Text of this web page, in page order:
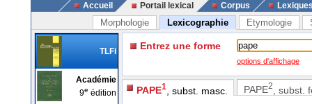
Accueil Portail lexical Corpus
Morphologie Lexicographie Etymologie
TLFi
Académie
9e édition
Entrez une forme
options d'affichage
PAPE1 , subst. masc. PAPE2 , subst.